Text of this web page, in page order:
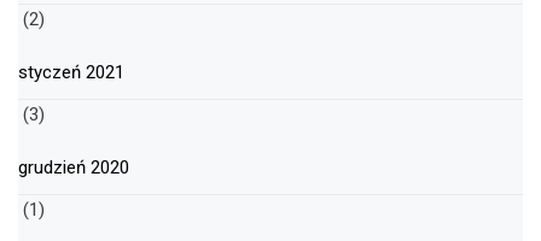
(2)
styczeń 2021
(3)
grudzień 2020
(1)